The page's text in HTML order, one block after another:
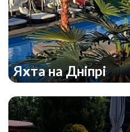
Яхта на Дніпрі